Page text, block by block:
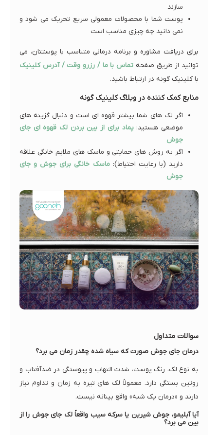
سازند
پوست شما با محصولات معمولی سریع تحریک می شود و
نمی دانید چه چیزی مناسب است
برای دریافت مشاوره و برنامه درمانی متناسب با پوستتان، می
توانید از طریق صفحه تماس با ما / رزرو وقت / آدرس کلینیک
با کلینیک گونه در ارتباط باشید.
منابع کمک کننده در وبلاگ کلینیک گونه
اگر لک های شما بیشتر قهوه ای است و دنبال گزینه های
موضعی هستید:پماد برای از بین بردن لک قهوه ای جای
جوش
اگر به روش های حمایتی و ماسک های ملایم خانگی علاقه
دارید (با رعایت احتیاط):ماسک خانگی برای جوش و جای
جوش
سوالات متداول
درمان جای جوش صورت که سیاه شده چقدر زمان می برد؟
به نوع لک، رنگ پوست، شدت التهاب و پیوستگی در ضدآفتاب و
روتین بستگی دارد. معمولاً لک های تیره به زمان و تداوم نیاز
دارند و «درمان یک شبه» واقع بینانه نیست.
آیا آبلیمو، جوش شیرین یا سرکه سیب واقعاً لک جای جوش را از
بین می برد؟